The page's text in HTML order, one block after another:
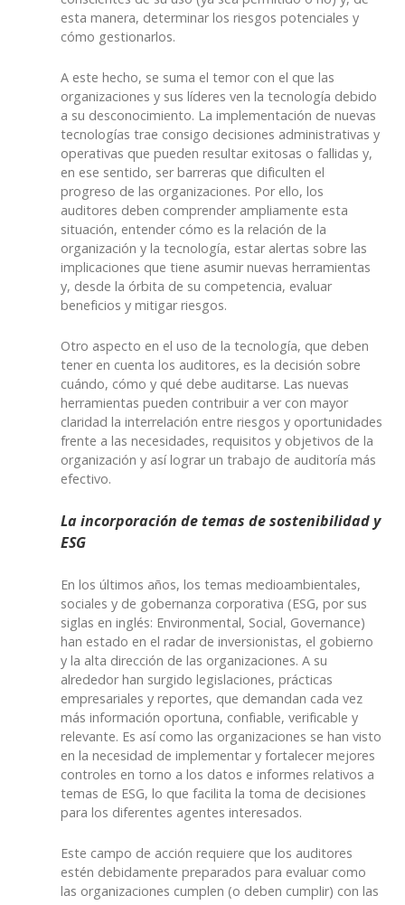
esta manera, determinar los riesgos potenciales y
cómo gestionarlos.
A este hecho, se suma el temor con el que las
organizaciones y sus líderes ven la tecnología debido
a su desconocimiento. La implementación de nuevas
tecnologías trae consigo decisiones administrativas y
operativas que pueden resultar exitosas o fallidas y,
en ese sentido, ser barreras que dificulten el
progreso de las organizaciones. Por ello, los
auditores deben comprender ampliamente esta
situación, entender cómo es la relación de la
organización y la tecnología, estar alertas sobre las
implicaciones que tiene asumir nuevas herramientas
y, desde la órbita de su competencia, evaluar
beneficios y mitigar riesgos.
Otro aspecto en el uso de la tecnología, que deben
tener en cuenta los auditores, es la decisión sobre
cuándo, cómo y qué debe auditarse. Las nuevas
herramientas pueden contribuir a ver con mayor
claridad la interrelación entre riesgos y oportunidades
frente a las necesidades, requisitos y objetivos de la
organización y así lograr un trabajo de auditoría más
efectivo.
La incorporación de temas de sostenibilidad y
ESG
En los últimos años, los temas medioambientales,
sociales y de gobernanza corporativa (ESG, por sus
siglas en inglés: Environmental, Social, Governance)
han estado en el radar de inversionistas, el gobierno
y la alta dirección de las organizaciones. A su
alrededor han surgido legislaciones, prácticas
empresariales y reportes, que demandan cada vez
más información oportuna, confiable, verificable y
relevante. Es así como las organizaciones se han visto
en la necesidad de implementar y fortalecer mejores
controles en torno a los datos e informes relativos a
temas de ESG, lo que facilita la toma de decisiones
para los diferentes agentes interesados.
Este campo de acción requiere que los auditores
estén debidamente preparados para evaluar como
las organizaciones cumplen (o deben cumplir) con las